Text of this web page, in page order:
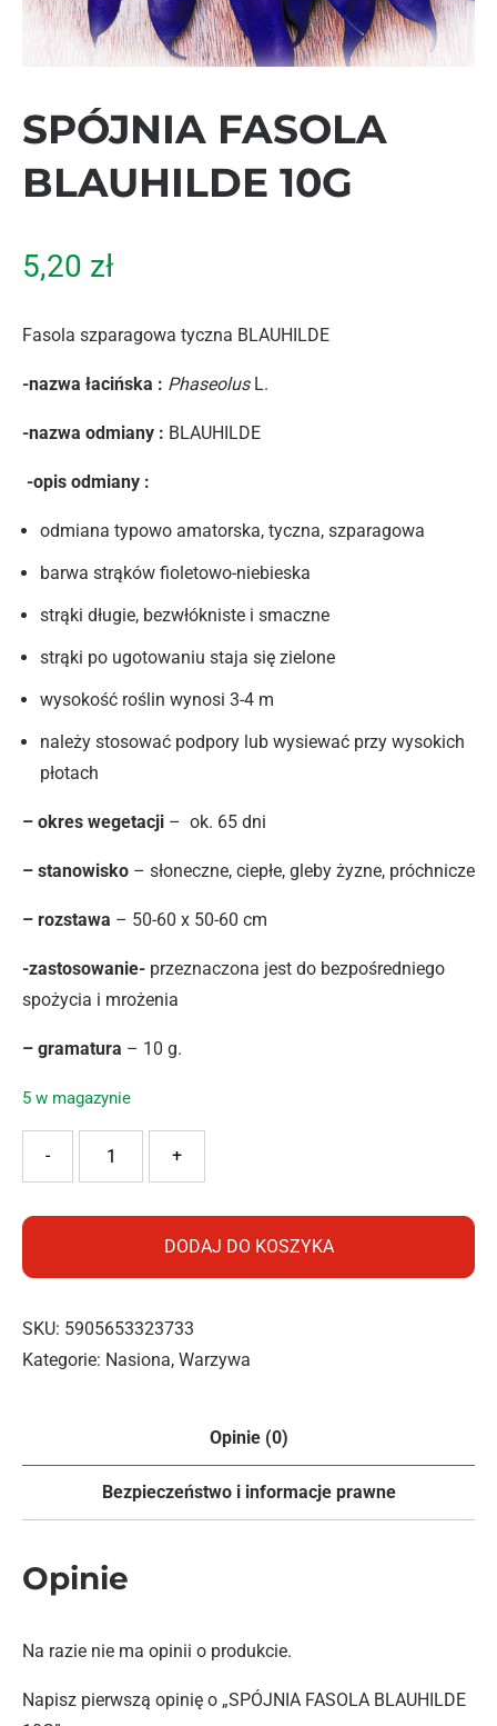
SPÓJNIA FASOLA
BLAUHILDE 10G
5,20 zł
Fasola szparagowa tyczna BLAUHILDE
-nazwa łacińska : PhaseolusL.
-nazwa odmiany : BLAUHILDE
-opis odmiany :
odmiana typowo amatorska, tyczna, szparagowa
barwa strąków fioletowo-niebieska
strąki długie, bezwłókniste i smaczne
strąki po ugotowaniu staja się zielone
wysokość roślin wynosi 3-4 m
należy stosować podpory lub wysiewać przy wysokich
płotach
– okres wegetacji – ok. 65 dni
– stanowisko – słoneczne, ciepłe, gleby żyzne, próchnicze
– rozstawa – 50-60 x 50-60 cm
-zastosowanie- przeznaczona jest do bezpośredniego
spożycia i mrożenia
– gramatura – 10 g.
5 w magazynie
ilość SPÓJNIA FASOLA BLAUHILDE 10G
+
-
DODAJ DO KOSZYKA
SKU: 5905653323733
Kategorie: Nasiona, Warzywa
Opinie (0)
Bezpieczeństwo i informacje prawne
Opinie
Na razie nie ma opinii o produkcie.
Napisz pierwszą opinię o „SPÓJNIA FASOLA BLAUHILDE